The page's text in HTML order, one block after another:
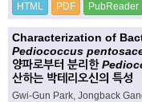
HTML PDF PubReader
Characterization of
Pediococcus
양파로부터 분리한
산하는 박테리오신의 특성
Gwi-Gun Park, Jongback